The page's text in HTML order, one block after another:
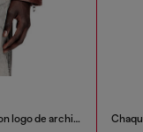
Chaqueta de cuero tipo motociclista con logo de archivo